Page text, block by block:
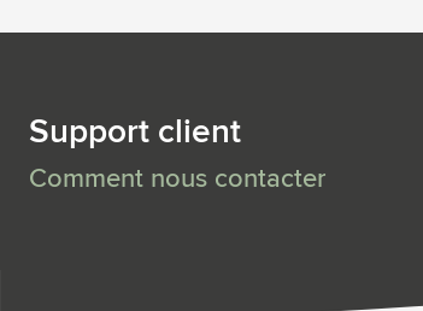
Support client
Comment nous contacter